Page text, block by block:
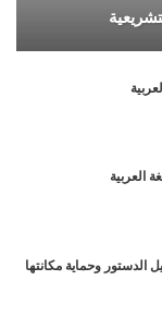
العربية
الدستور وحماية مكانتها